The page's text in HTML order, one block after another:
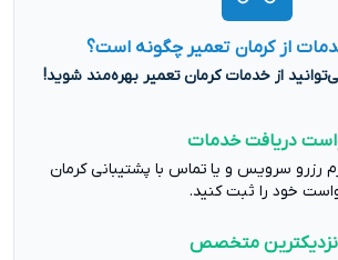
از کرمان تعمیر چگونه است؟
دریافت خدمات
رزرو سرویس و یا تماس با پشتیبانی کرمان
خود را ثبت کنید.
نزدیکترین متخصص